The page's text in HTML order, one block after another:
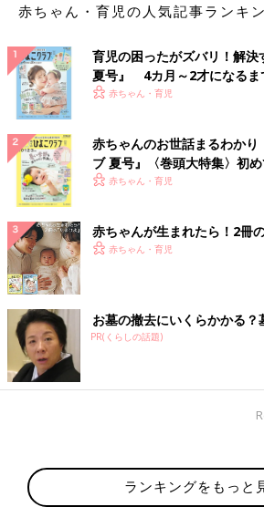
赤ちゃん・育児の人気記事ランキ
育児の困ったがズバリ！解
夏号』 4カ月～2才になるま
いっぱい！
赤ちゃん・育児
赤ちゃんのお世話まるわか
ブ 夏号』〈巻頭大特集〉初
く！ おっぱい・ミルクの基本
赤ちゃん・育児
赤ちゃんが生まれたら！2冊
赤ちゃん・育児
お墓の撤去にいくらかかる？
PR(くらしの話題)
ランキングをもっと